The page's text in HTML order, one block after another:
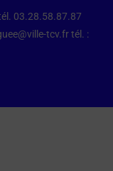
03.28.58.87.87
tcv.fr tél. :